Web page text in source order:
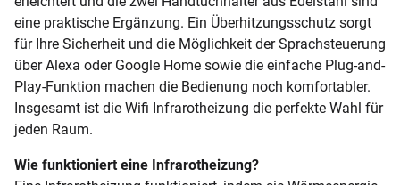
eine praktische Ergänzung. Ein Überhitzungsschutz sorgt
für Ihre Sicherheit und die Möglichkeit der Sprachsteuerung
über Alexa oder Google Home sowie die einfache Plug-and-
Play-Funktion machen die Bedienung noch komfortabler.
Insgesamt ist die Wifi Infrarotheizung die perfekte Wahl für
jeden Raum.
Wie funktioniert eine Infrarotheizung?